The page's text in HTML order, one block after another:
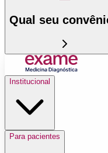
Qual seu
Institucional
Para pacientes